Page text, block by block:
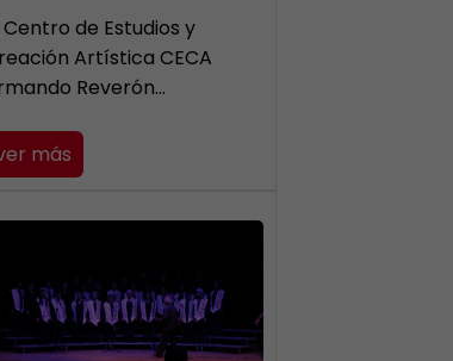
Centro de Estudios y
Artística CECA
Reverón…
más